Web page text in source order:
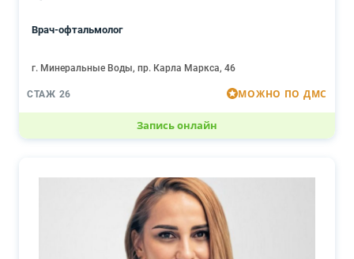
Врач-офтальмолог
г. Минеральные Воды, пр. Карла Маркса, 46
СТАЖ 26 МОЖНО ПО ДМС
Запись онлайн